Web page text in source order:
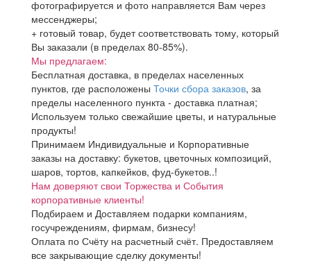
фотографируется и фото направляется Вам через
мессенджеры;
+ готовый товар, будет соответствовать тому, который
Вы заказали (в пределах 80-85%).
Мы предлагаем:
Бесплатная доставка, в пределах населенных
пунктов, где расположены Точки сбора заказов, за
пределы населенного пункта - доставка платная;
Используем только свежайшие цветы, и натуральные
продукты!
Принимаем Индивидуальные и Корпоративные
заказы на доставку: букетов, цветочных композиций,
шаров, тортов, капкейков, фуд-букетов..!
Нам доверяют свои Торжества и События
корпоративные клиенты!
Подбираем и Доставляем подарки компаниям,
госучреждениям, фирмам, бизнесу!
Оплата по Счёту на расчетный счёт. Предоставляем
все закрывающие сделку документы!